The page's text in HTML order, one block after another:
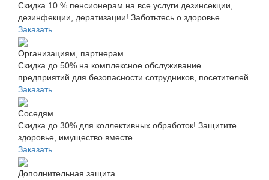
Скидка 10 % пенсионерам на все услуги дезинсекции,
дезинфекции, дератизации! Заботьтесь о здоровье.
Заказать
Организациям, партнерам
Скидка до 50% на комплексное обслуживание
предприятий для безопасности сотрудников, посетителей.
Заказать
Соседям
Скидка до 30% для коллективных обработок! Защитите
здоровье, имущество вместе.
Заказать
Дополнительная защита